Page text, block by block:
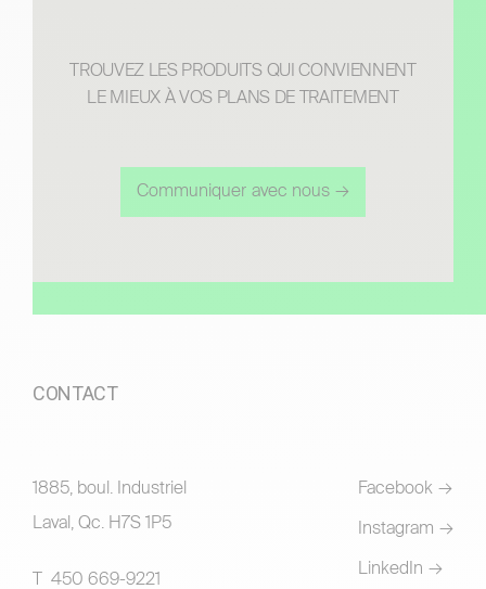
TROUVEZ LES PRODUITS QUI CONVIENNENT
LE MIEUX À VOS PLANS DE TRAITEMENT
Communiquer avec nous
CONTACT
1885, boul. Industriel
Laval, Qc. H7S 1P5
T 450 669-9221
Facebook
Instagram
LinkedIn